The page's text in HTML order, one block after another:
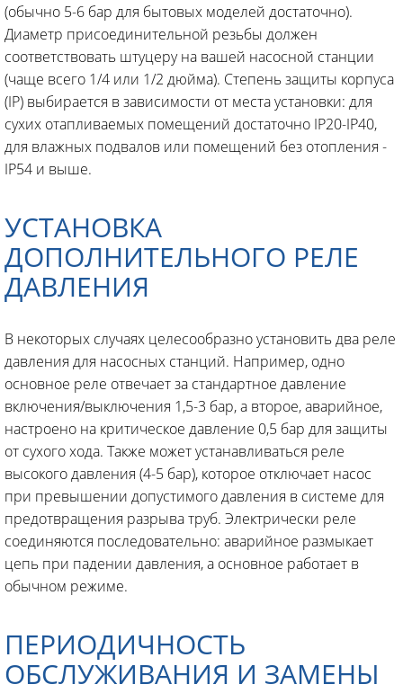
(обычно 5-6 бар для бытовых моделей достаточно).
Диаметр присоединительной резьбы должен
соответствовать штуцеру на вашей насосной станции
(чаще всего 1/4 или 1/2 дюйма). Степень защиты корпуса
(IP) выбирается в зависимости от места установки: для
сухих отапливаемых помещений достаточно IP20-IP40,
для влажных подвалов или помещений без отопления -
IP54 и выше.
УСТАНОВКА
ДОПОЛНИТЕЛЬНОГО РЕЛЕ
ДАВЛЕНИЯ
В некоторых случаях целесообразно установить два реле
давления для насосных станций. Например, одно
основное реле отвечает за стандартное давление
включения/выключения 1,5-3 бар, а второе, аварийное,
настроено на критическое давление 0,5 бар для защиты
от сухого хода. Также может устанавливаться реле
высокого давления (4-5 бар), которое отключает насос
при превышении допустимого давления в системе для
предотвращения разрыва труб. Электрически реле
соединяются последовательно: аварийное размыкает
цепь при падении давления, а основное работает в
обычном режиме.
ПЕРИОДИЧНОСТЬ
ОБСЛУЖИВАНИЯ И ЗАМЕНЫ